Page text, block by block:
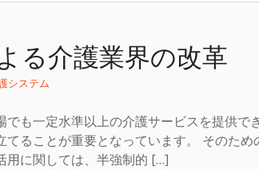
る介護業界の改革
システム
でも一定水準以上の介護サービスを提供で
てることが重要となっています。 そのた
用に関しては、半強制的 […]